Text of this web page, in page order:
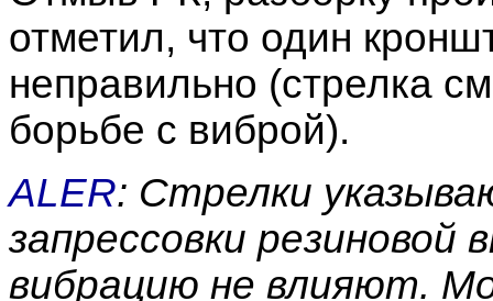
отметил, что один
неправильно (стрелка
борьбе с виброй).
ALER: Стрелки
запрессовки
вибрацию не влияют.